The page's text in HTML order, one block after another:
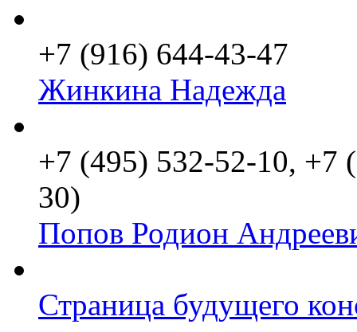
+7 (916) 644-43-47
Жинкина Надежда
+7 (495) 532-52-10, +7
30)
Попов Родион
Страница будущего